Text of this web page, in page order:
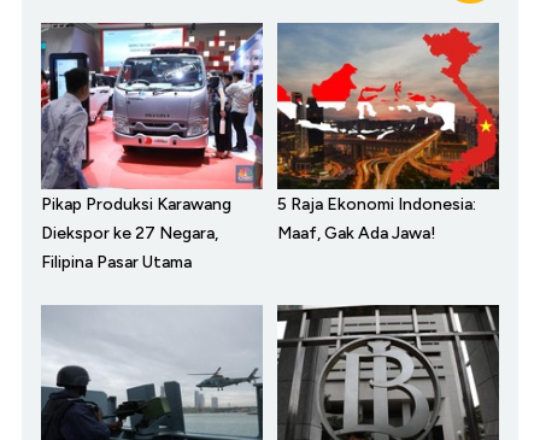
Pikap Produksi Karawang
Diekspor ke 27 Negara,
Filipina Pasar Utama
5 Raja Ekonomi Indonesia:
Maaf, Gak Ada Jawa!